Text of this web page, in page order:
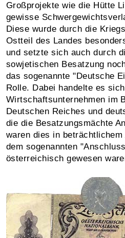
Großprojekte wie die Hütte
gewisse
Diese wurde durch die
Ostteil des Landes
und setzte sich auch durch
sowjetischen Besatzung
das sogenannte "Deutsche
Rolle. Dabei handelte es
Wirtschafts­unter­nehmen im
Deutschen Reiches und
die die Besatzungsmächte
waren dies in
dem sogenannten
österreichisch gewesen